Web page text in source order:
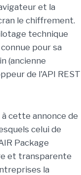
et la
le chiffrement.
technique
pour sa
(ancienne
de l'API REST
cette annonce de
celui de
Package
et transparente
la